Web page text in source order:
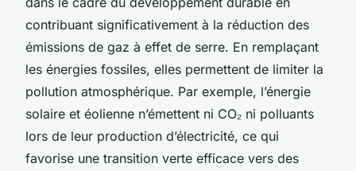
contribuant significativement à la réduction des
émissions de gaz à effet de serre. En remplaçant
les énergies fossiles, elles permettent de limiter la
pollution atmosphérique. Par exemple, l’énergie
solaire et éolienne n’émettent ni CO₂ ni polluants
lors de leur production d’électricité, ce qui
favorise une transition verte efficace vers des